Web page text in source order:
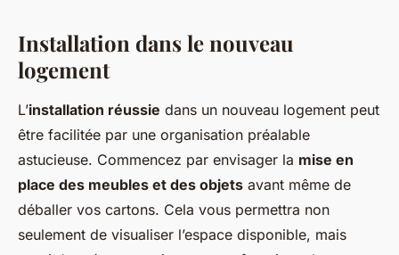
Installation dans le nouveau
logement
L’installation réussie dans un nouveau logement peut
être facilitée par une organisation préalable
astucieuse. Commencez par envisager la mise en
place des meubles et des objets avant même de
déballer vos cartons. Cela vous permettra non
seulement de visualiser l’espace disponible, mais